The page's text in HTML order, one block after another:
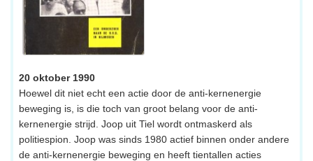
20 oktober 1990
Hoewel dit niet echt een actie door de anti-kernenergie
beweging is, is die toch van groot belang voor de anti-
kernenergie strijd. Joop uit Tiel wordt ontmaskerd als
politiespion. Joop was sinds 1980 actief binnen onder andere
de anti-kernenergie beweging en heeft tientallen acties